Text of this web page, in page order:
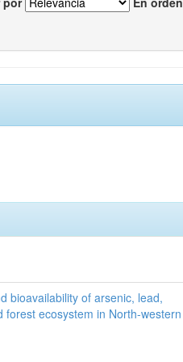
bioavailability of arsenic, lead,
ecosystem in North-western